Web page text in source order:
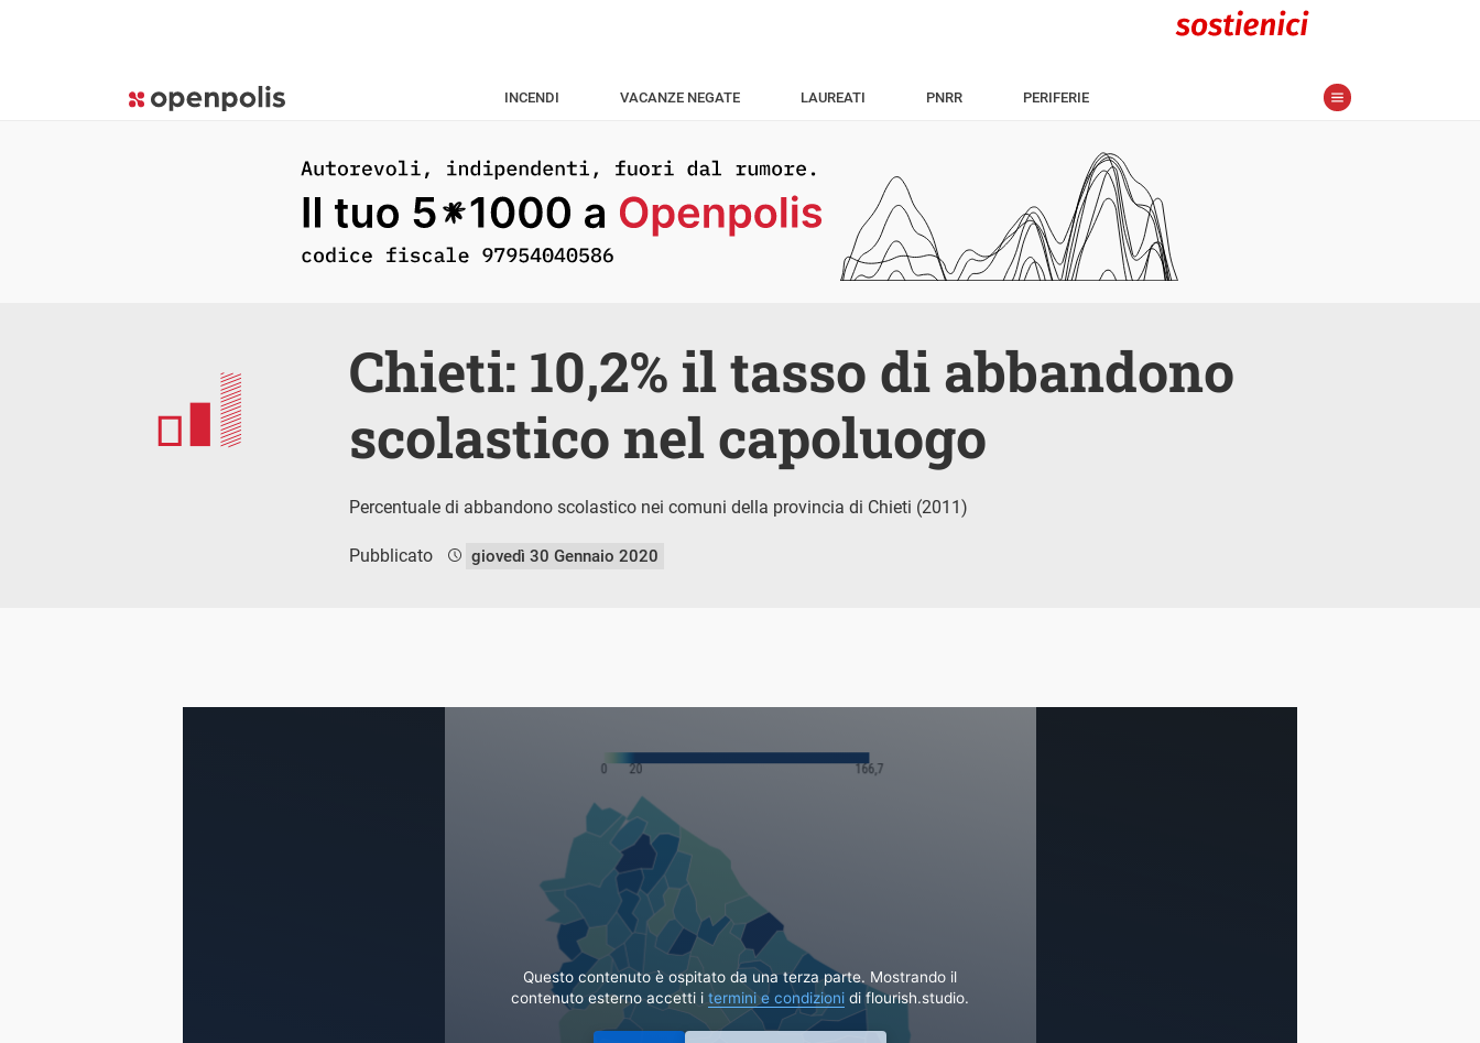
INCENDI VACANZE NEGATE LAUREATI PNRR PERIFERIE
Chieti: 10,2% il tasso di abbandono
scolastico nel capoluogo
Percentuale di abbandono scolastico nei comuni della provincia di Chieti (2011)
Pubblicato giovedì 30 Gennaio 2020
Questo contenuto è ospitato da una terza parte. Mostrando il
contenuto esterno accetti i termini e condizioni di flourish.studio.